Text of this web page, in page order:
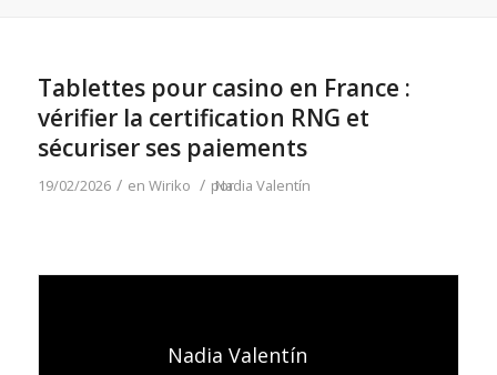
Tablettes pour casino en France :
vérifier la certification RNG et
sécuriser ses paiements
19/02/2026 / en Wiriko / por
Nadia Valentín
Nadia Valentín